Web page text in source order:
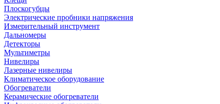
Плоскогубцы
Электрические пробники напряжения
Измерительный инструмент
Дальномеры
Детекторы
Мультиметры
Нивелиры
Лазерные нивелиры
Климатическое оборудование
Обогреватели
Керамические обогреватели